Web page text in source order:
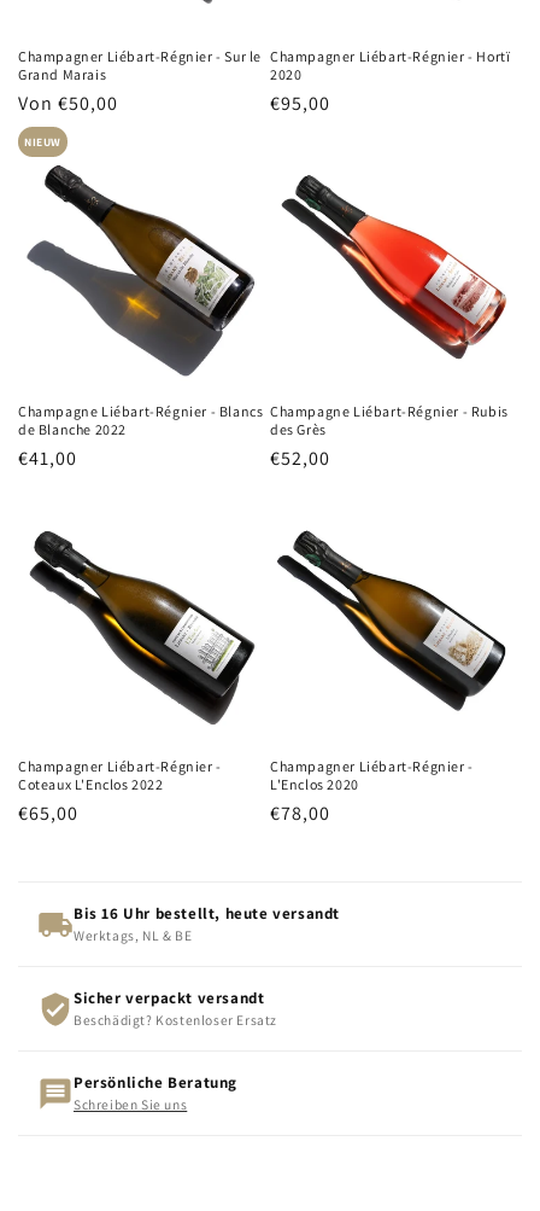
Champagner Liébart-Régnier - Sur le
Grand Marais
Normaler
Preis
Von €50,00
Champagner Liébart-Régnier - Hortï
2020
Normaler
€95,00
NIEUW
Champagne Liébart-Régnier - Blancs
de Blanche 2022
Normaler
€41,00
Champagne Liébart-Régnier - Rubis
des Grès
Normaler
€52,00
Champagner Liébart-Régnier -
Coteaux L'Enclos 2022
Normaler
€65,00
Champagner Liébart-Régnier -
L'Enclos 2020
Normaler
€78,00
Bis 16 Uhr bestellt, heute versandt
Werktags, NL & BE
Sicher verpackt versandt
Beschädigt? Kostenloser Ersatz
Persönliche Beratung
Schreiben Sie uns